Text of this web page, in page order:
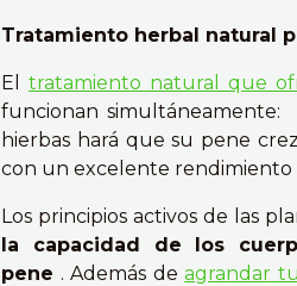
Tratamiento herbal natural
Eltratamiento natural que
funcionan simultáneamente:
hierbas hará que su pene
con un excelente rendimiento
Los principios activos de las
la capacidad de los
pene . Además deagrandar